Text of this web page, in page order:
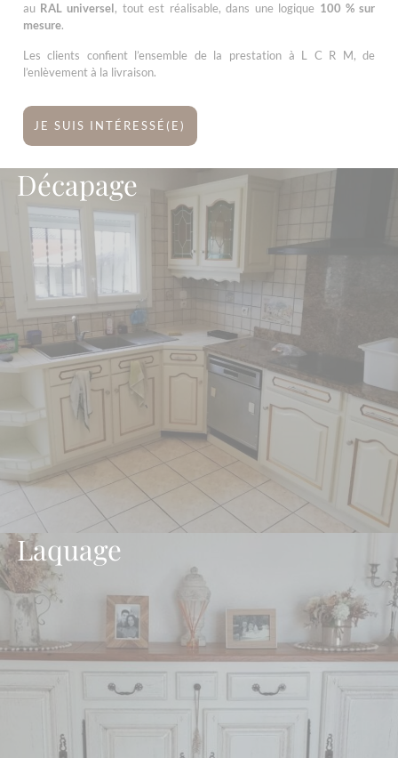
au RAL universel, tout est réalisable, dans une logique 100 % sur
mesure.
Les clients confient l’ensemble de la prestation à L C R M, de
l’enlèvement à la livraison.
JE SUIS INTÉRESSÉ(E)
Décapage
Laquage